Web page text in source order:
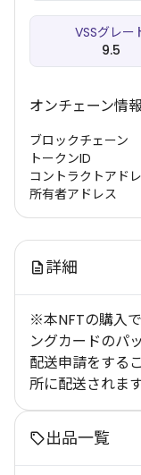
VSSグレー
9.5
オンチェーン情
ブロックチェーン
トークンID
コントラクトアド
所有者アドレス
詳細
※本NFTの購入
ングカードのパ
配送申請をする
所に配送されます
出品一覧